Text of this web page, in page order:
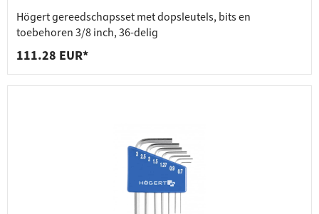
Högert gereedschapsset met dopsleutels, bits en
toebehoren 3/8 inch, 36-delig
111.28 EUR*